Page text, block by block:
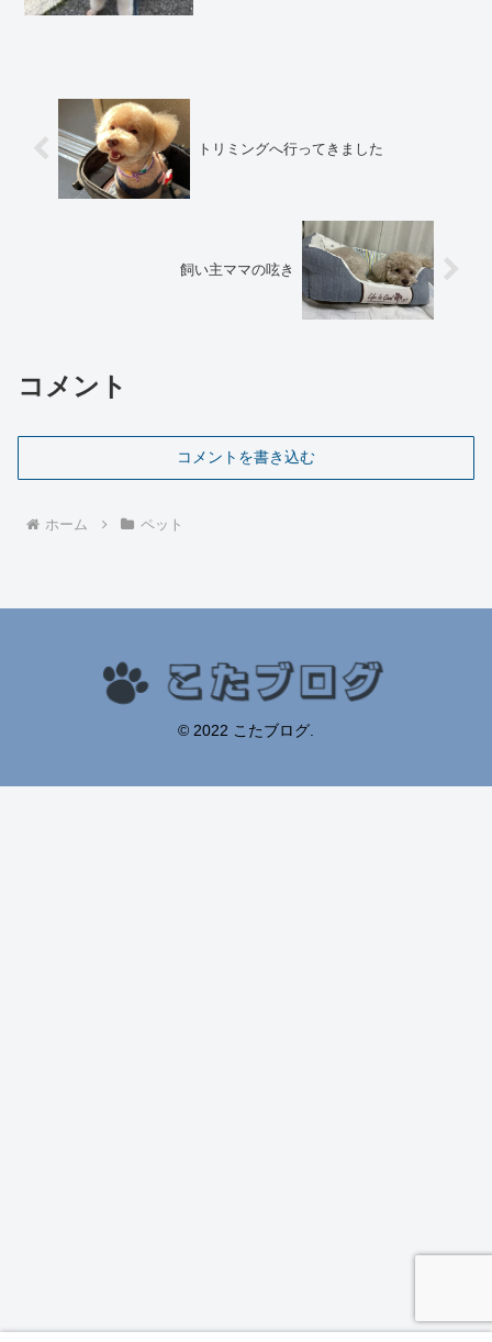
トリミングへ行ってきました
飼い主ママの呟き
コメント
コメントを書き込む
ホーム ペット
© 2022 こたブログ.